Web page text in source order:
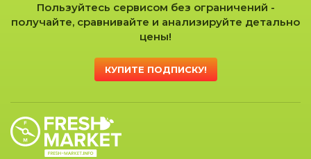
Пользуйтесь сервисом без ограничений -
получайте, сравнивайте и анализируйте детально
цены!
КУПИТЕ ПОДПИСКУ!